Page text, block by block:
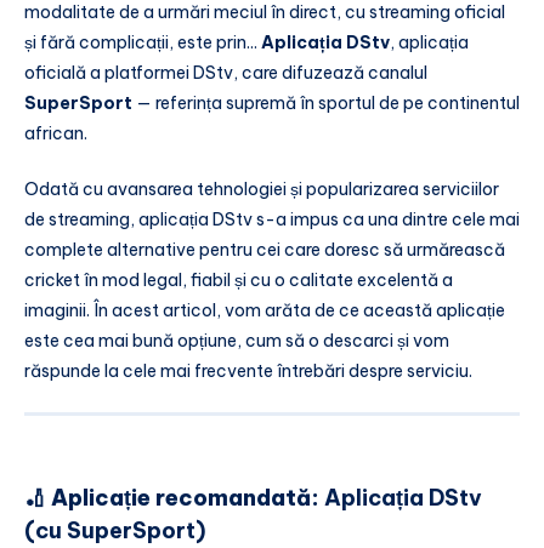
modalitate de a urmări meciul în direct, cu streaming oficial
și fără complicații, este prin... Aplicația DStv, aplicația
oficială a platformei DStv, care difuzează canalul
SuperSport — referința supremă în sportul de pe continentul
african.
Odată cu avansarea tehnologiei și popularizarea serviciilor
de streaming, aplicația DStv s-a impus ca una dintre cele mai
complete alternative pentru cei care doresc să urmărească
cricket în mod legal, fiabil și cu o calitate excelentă a
imaginii. În acest articol, vom arăta de ce această aplicație
este cea mai bună opțiune, cum să o descarci și vom
răspunde la cele mai frecvente întrebări despre serviciu.
🏏 Aplicație recomandată: Aplicația DStv
(cu SuperSport)